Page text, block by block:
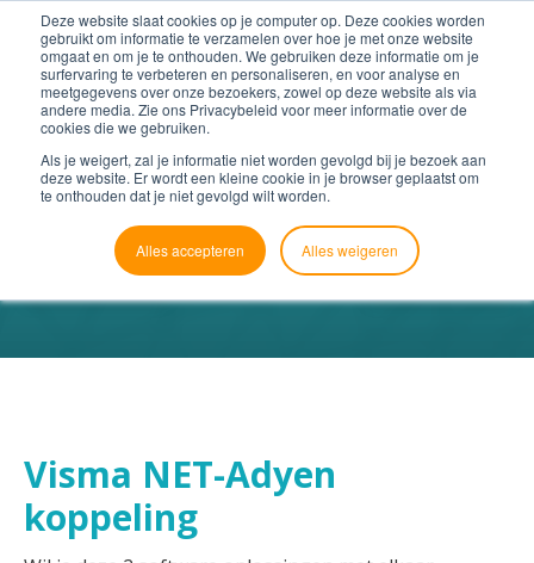
Deze website slaat cookies op je computer op. Deze cookies worden
gebruikt om informatie te verzamelen over hoe je met onze website
omgaat en om je te onthouden. We gebruiken deze informatie om je
surfervaring te verbeteren en personaliseren, en voor analyse en
meetgegevens over onze bezoekers, zowel op deze website als via
andere media. Zie ons Privacybeleid voor meer informatie over de
cookies die we gebruiken.
Als je weigert, zal je informatie niet worden gevolgd bij je bezoek aan
deze website. Er wordt een kleine cookie in je browser geplaatst om
te onthouden dat je niet gevolgd wilt worden.
Alles accepteren Alles weigeren
Visma NET-Adyen
koppeling